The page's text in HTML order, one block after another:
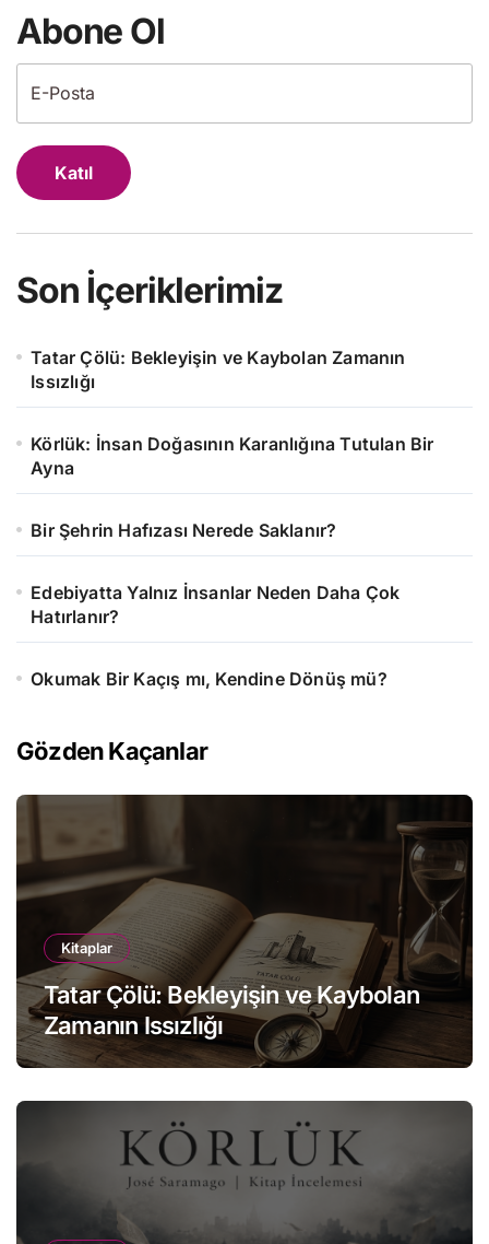
Abone Ol
Katıl
Son İçeriklerimiz
Tatar Çölü: Bekleyişin ve Kaybolan Zamanın
Issızlığı
Körlük: İnsan Doğasının Karanlığına Tutulan Bir
Ayna
Bir Şehrin Hafızası Nerede Saklanır?
Edebiyatta Yalnız İnsanlar Neden Daha Çok
Hatırlanır?
Okumak Bir Kaçış mı, Kendine Dönüş mü?
Gözden Kaçanlar
Kitaplar
Tatar Çölü: Bekleyişin ve Kaybolan
Zamanın Issızlığı